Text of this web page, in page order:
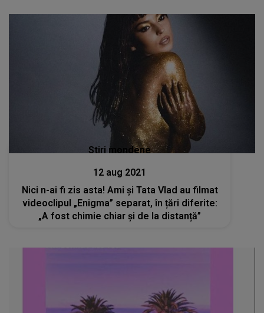
Stiri mondene
12 aug 2021
Nici n-ai fi zis asta! Ami și Tata Vlad au filmat
videoclipul „Enigma” separat, în țări diferite:
„A fost chimie chiar și de la distanță”